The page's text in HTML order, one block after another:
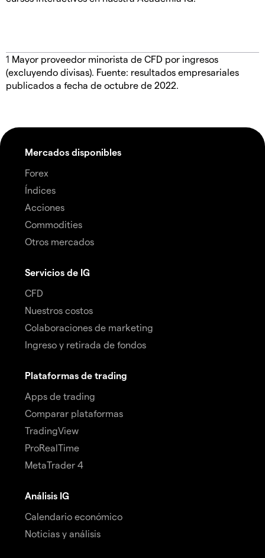
1 Mayor proveedor minorista de CFD por ingresos
(excluyendo divisas). Fuente: resultados empresariales
publicados a fecha de octubre de 2022.
Mercados disponibles
Forex
Índices
Acciones
Commodities
Otros mercados
Servicios de IG
CFD
Nuestros costos
Colaboraciones de marketing
Ingreso y retirada de fondos
Plataformas de trading
Apps de trading
Comparar plataformas
TradingView
ProRealTime
MetaTrader 4
Análisis IG
Calendario económico
Noticias y análisis